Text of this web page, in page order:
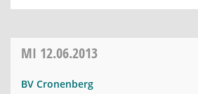
MI 12.06.2013
BV Cronenberg